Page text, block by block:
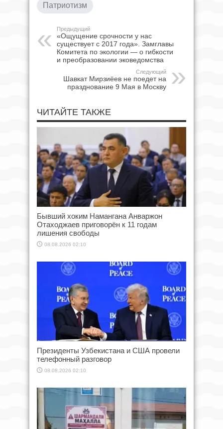
Патриотизм
Предыдущий
«Ощущение срочности у нас
существует с 2017 года». Замглавы
Комитета по экологии — о гибкости
и преобразовании эковедомства
Следующий
Шавкат Мирзиёев не поедет на
празднование 9 Мая в Москву
ЧИТАЙТЕ ТАКЖЕ
Бывший хоким Намангана Анваржон
Отаходжаев приговорён к 11 годам
лишения свободы
08.08.2026 02:10
Президенты Узбекистана и США провели
телефонный разговор
08.08.2026 02:10